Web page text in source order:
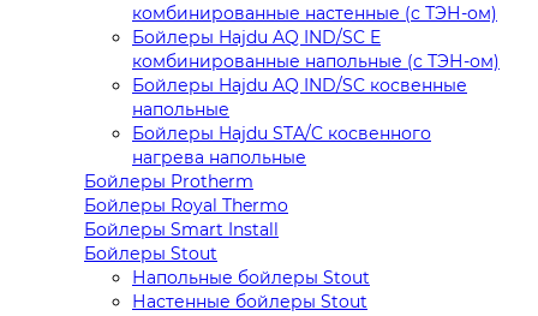
комбинированные настенные (с ТЭН-ом)
Бойлеры Hajdu AQ IND/SC E
комбинированные напольные (с ТЭН-ом)
Бойлеры Hajdu AQ IND/SC косвенные
напольные
Бойлеры Hajdu STA/C косвенного
нагрева напольные
Бойлеры Protherm
Бойлеры Royal Thermo
Бойлеры Smart Install
Бойлеры Stout
Напольные бойлеры Stout
Настенные бойлеры Stout